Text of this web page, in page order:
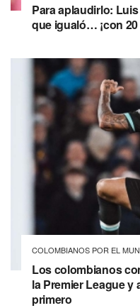
Para aplaudirlo:
que igualó… ¡con
COLOMBIANOS POR EL
Los colombianos
la Premier League y
primero